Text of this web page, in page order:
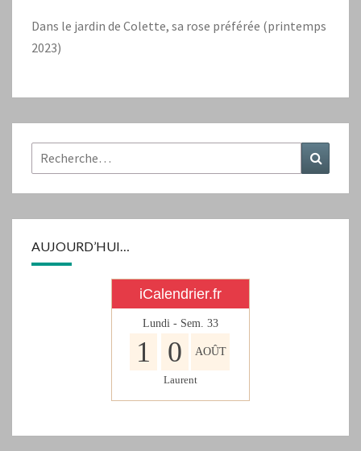
Dans le jardin de Colette, sa rose préférée (printemps
2023)
Rechercher :
AUJOURD’HUI…
iCalendrier.fr
Lundi - Sem. 33
1 0 AOÛT
Laurent